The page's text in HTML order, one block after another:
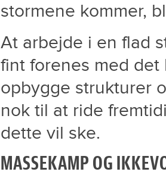
stormene kommer,
At arbejde i en flad
fint forenes med
opbygge strukturer
nok til at ride
dette vil ske.
MASSEKAMP OG